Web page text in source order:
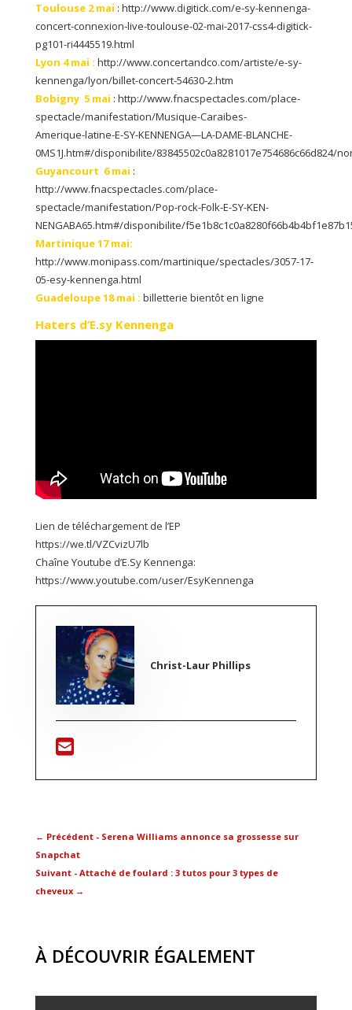
Toulouse 2 mai : http://www.digitick.com/e-sy-kennenga-
concert-connexion-live-toulouse-02-mai-2017-css4-digitick-
pg101-ri4445519.html
Lyon 4 mai : http://www.concertandco.com/artiste/e-sy-
kennenga/lyon/billet-concert-54630-2.htm
Bobigny 5 mai : http://www.fnacspectacles.com/place-
spectacle/manifestation/Musique-Caraibes-
Amerique-latine-E-SY-KENNENGA—LA-DAME-BLANCHE-
0MS1J.htm#/disponibilite/83845502c0a8281017e754686c66d824/
Guyancourt 6 mai :
http://www.fnacspectacles.com/place-
spectacle/manifestation/Pop-rock-Folk-E-SY-KEN-
NENGABA65.htm#/disponibilite/
Martinique 17 mai:
http://www.monipass.com/martinique/spectacles/3057-17-
05-esy-kennenga.html
Guadeloupe 18 mai : billetterie bientôt en ligne
Haters d’E.sy Kennenga
Lien de téléchargement de l’EP
https://we.tl/VZCvizU7lb
Chaîne Youtube d’E.Sy Kennenga:
https://www.youtube.com/user/EsyKennenga
Christ-Laur Phillips
← Précédent - Serena Williams annonce sa grossesse sur
Snapchat
Suivant - Attaché de foulard : 3 tutos pour 3 types de
cheveux→
À DÉCOUVRIR ÉGALEMENT